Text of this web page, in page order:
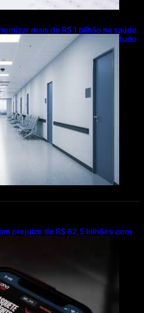
mais de R$ 1 bilhão na saúde
do saneamento, aponta estudo
prejuízo de R$ 62,5 bilhões com